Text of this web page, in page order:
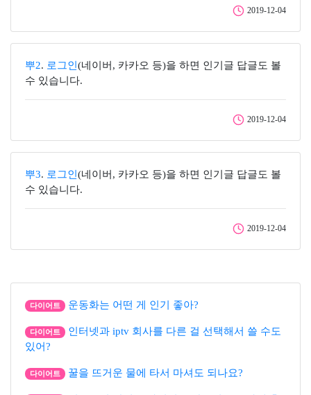
2019-12-04
뿌2. 로그인 (네이버, 카카오 등)을 하면 인기글 답글도 볼
수 있습니다.
2019-12-04
뿌3. 로그인 (네이버, 카카오 등)을 하면 인기글 답글도 볼
수 있습니다.
2019-12-04
다이어트 운동화는 어떤 게 인기 좋아?
다이어트
인터넷과 iptv 회사를 다른 걸 선택해서 쓸 수도
있어?
다이어트 꿀을 뜨거운 물에 타서 마셔도 되나요?